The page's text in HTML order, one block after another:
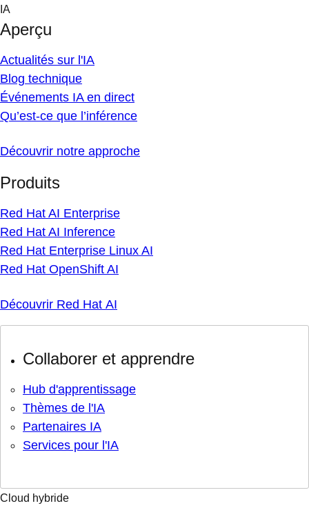
Skip
content
IA
Aperçu
Actualités sur l'IA
Blog technique
Événements IA en direct
Qu’est-ce que l’inférence
Découvrir notre approche
Produits
Red Hat AI Enterprise
Red Hat AI Inference
Red Hat Enterprise Linux AI
Red Hat OpenShift AI
Découvrir Red Hat AI
Collaborer et apprendre
Hub d'apprentissage
Thèmes de l'IA
Partenaires IA
Services pour l'IA
Cloud hybride